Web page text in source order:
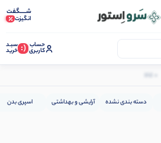
شـــــگفت
انگیزت
حساب
کاربری (: سبـد
خرید
دسته بندی نشده آرایشی و بهداشتی اسپری بدن